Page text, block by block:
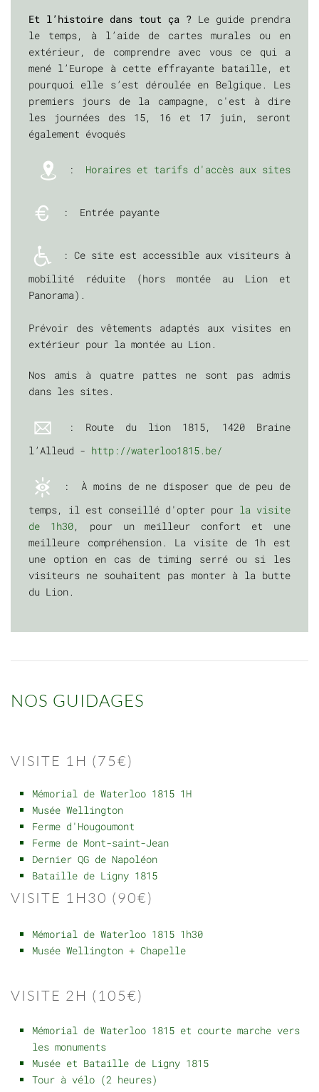
Et l’histoire dans tout ça ? Le guide prendra
le temps, à l’aide de cartes murales ou en
extérieur, de comprendre avec vous ce qui a
mené l’Europe à cette effrayante bataille, et
pourquoi elle s’est déroulée en Belgique. Les
premiers jours de la campagne, c'est à dire
les journées des 15, 16 et 17 juin, seront
également évoqués
: Horaires et tarifs d'accès aux sites
: Entrée payante
: Ce site est accessible aux visiteurs à
mobilité réduite (hors montée au Lion et
Panorama).
Prévoir des vêtements adaptés aux visites en
extérieur pour la montée au Lion.
Nos amis à quatre pattes ne sont pas admis
dans les sites.
: Route du lion 1815, 1420 Braine
l’Alleud - http://waterloo1815.be/
: À moins de ne disposer que de peu de
temps, il est conseillé d'opter pour la visite
de 1h30, pour un meilleur confort et une
meilleure compréhension. La visite de 1h est
une option en cas de timing serré ou si les
visiteurs ne souhaitent pas monter à la butte
du Lion.
NOS GUIDAGES
VISITE 1H (75€)
Mémorial de Waterloo 1815 1H
Musée Wellington
Ferme d'Hougoumont
Ferme de Mont-saint-Jean
Dernier QG de Napoléon
Bataille de Ligny 1815
VISITE 1H30 (90€)
Mémorial de Waterloo 1815 1h30
Musée Wellington + Chapelle
VISITE 2H (105€)
Mémorial de Waterloo 1815 et courte marche vers
les monuments
Musée et Bataille de Ligny 1815
Tour à vélo (2 heures)